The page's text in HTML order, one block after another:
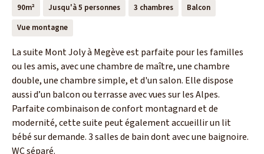
90m² Jusqu'à 5 personnes 3 chambres
Balcon
Vue montagne
La suite Mont Joly à Megève est parfaite pour les familles
ou les amis, avec une chambre de maître, une chambre
double, une chambre simple, et d'un salon. Elle dispose
aussi d’un balcon ou terrasse avec vues sur les Alpes.
Parfaite combinaison de confort montagnard et de
modernité, cette suite peut également accueillir un lit
bébé sur demande. 3 salles de bain dont avec une baignoire.
WC séparé.